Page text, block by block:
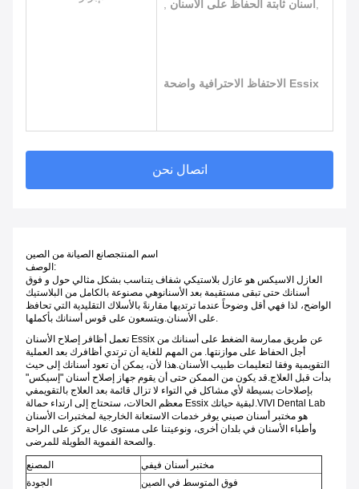
أسنان ثابتة الحفاظ على الأسنان
الاحتفاظ الاحترافية واضحة Essix
اتصال نحن
اسم المنتجصانع الصيانة من الصين
الوصف:
العازل الاسيكس هو عازل بلاستيكي شفاف يتناسب بشكل مثالي حول و فوق
أسنانك حتى تبقى مستقيمة بعد الأسنانوهي مصنوعة بالكامل من البلاستيك
الواضح، لذا فهي أقل وضوحاً عندما ترتديها مقارنةً بالأسلاك التقليدية التي تحافظ
على الأسنان.ويتسعون على قوس أسنانك بأكملها.
تعمل أظافر إصلاح الأسنان Essix عن طريق ممارسة الضغط على أسنانك من
أجل الحفاظ على موازنتها. من المهم للغاية أن ترتدي أظافرك بعد العملية
التقويمية وفقا لتعليمات طبيب الأسنان.هذا لأن، يمكن أن تعود أسنانك إلى حيث
بدأت قبل العلاج.قد يكون من الممكن حتى أن يقوم جهاز إصلاح أسنان "إسيكس"
بإصلاحات بسيطة لأي مشاكل في التواء لا تزال قائمة بعد العلاج بالتقويمفي
معظم الحالات، ستحتاج إلى ارتداء حمالة Essix لبقية حياتك.VIVI Dental Lab
هو مختبر أسنان صيني يوفر خدمات الاستعانة الخارجية لمختبرات الأسنان
وأطباء الأسنان في بلدان أخرى، ونوعيتنا على مستوى عال يركز على الراحة
والصحة الفموية الطويلة للمرضى.
المصنع
مختبر أسنان فيفي
الجودة
فوق المتوسط في الصين